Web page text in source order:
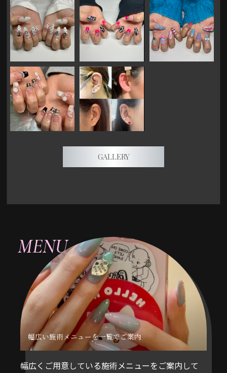
GALLERY
MENU
幅広い施術メニューを一覧でご案内
幅広くご用意している施術メニューをご案内して